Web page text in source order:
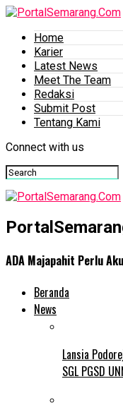
Home
Karier
Latest News
Meet The Team
Redaksi
Submit Post
Tentang Kami
Connect with us
ADA Majapahit Perlu
Beranda
News
Lansia
SGL PGSD